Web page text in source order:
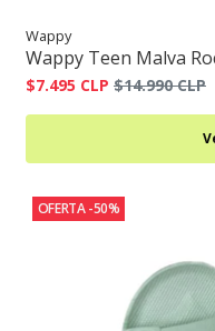
Wappy
Wappy Teen Malva
$7.495 CLP $14.990 CLP
OFERTA -50%